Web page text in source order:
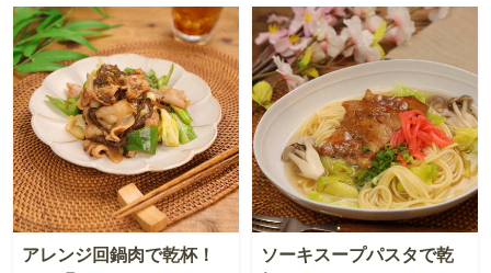
アレンジ回鍋肉で乾杯！
ソーキスープパスタで乾